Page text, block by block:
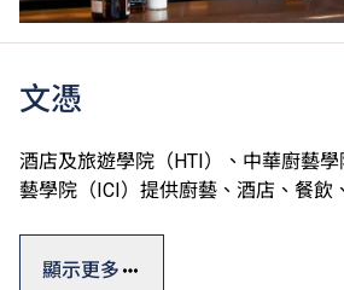
文憑
酒店及旅遊學院（HTI）、中華廚藝
藝學院（ICI）提供廚藝、酒店、餐飲
學院設有完善的訓練設施，包括T酒店
顯示更多